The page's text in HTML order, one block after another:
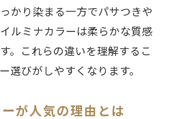
かり染まる一方でパサつきや
ルミナカラーは柔らかな質感
。これらの違いを理解するこ
選びがしやすくなります。
が人気の理由とは